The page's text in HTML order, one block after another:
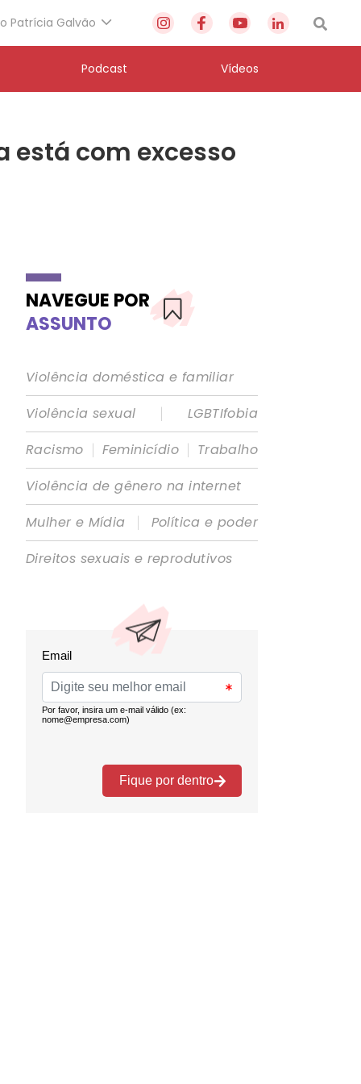
Patrícia Galvão
Podcast Vídeos
está com excesso
NAVEGUE POR
ASSUNTO
Violência doméstica e familiar
Violência sexual
|
LGBTIfobia
Racismo | Feminicídio | Trabalho
Violência de gênero na internet
Mulher e Mídia
|
Política e poder
Direitos sexuais e reprodutivos